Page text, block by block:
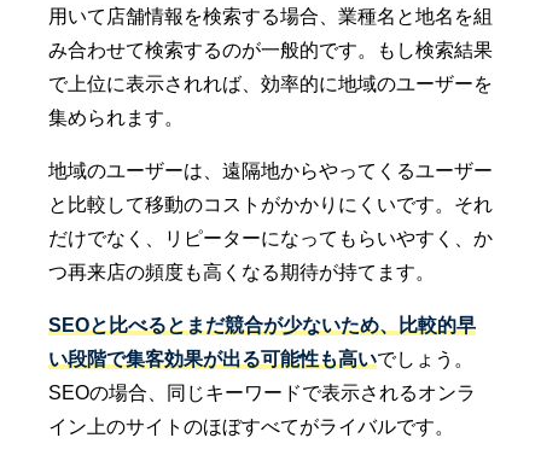
用いて店舗情報を検索する場合、業種名と地名を組
み合わせて検索するのが一般的です。もし検索結果
で上位に表示されれば、効率的に地域のユーザーを
集められます。
地域のユーザーは、遠隔地からやってくるユーザー
と比較して移動のコストがかかりにくいです。それ
だけでなく、リピーターになってもらいやすく、か
つ再来店の頻度も高くなる期待が持てます。
SEOと比べるとまだ競合が少ないため、比較的早
い段階で集客効果が出る可能性も高いでしょう。
SEOの場合、同じキーワードで表示されるオンラ
イン上のサイトのほぼすべてがライバルです。